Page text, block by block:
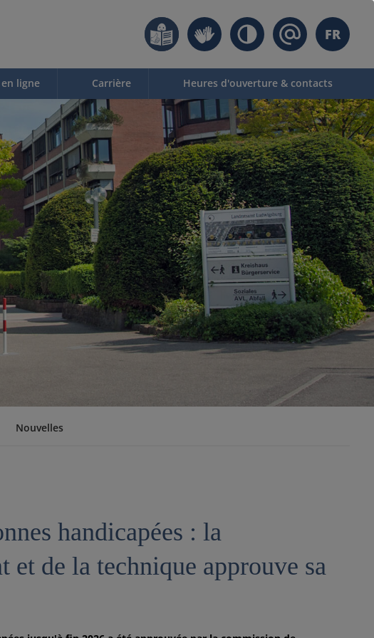
FR
en ligne Carrière Heures d'ouverture & contacts
Nouvelles
handicapées : la
de la technique approuve sa